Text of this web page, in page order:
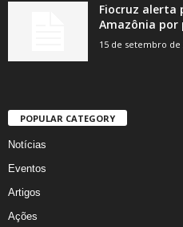
Fiocruz alerta
Amazônia por
15 de setembro de
POPULAR CATEGORY
Notícias
Eventos
Artigos
Ações